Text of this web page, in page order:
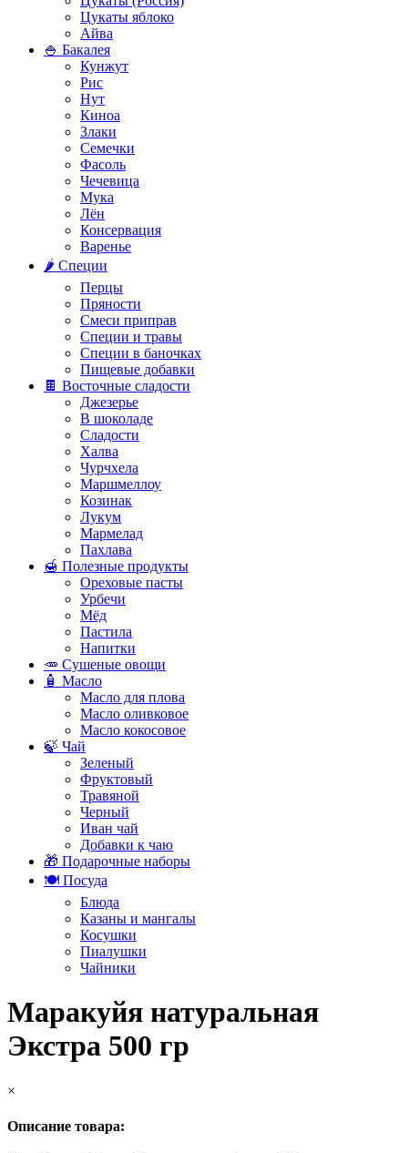
Цукаты яблоко
Айва
🍚 Бакалея
Кунжут
Рис
Нут
Киноа
Злаки
Семечки
Фасоль
Чечевица
Мука
Лён
Консервация
Варенье
🌶️ Специи
Перцы
Пряности
Смеси приправ
Специи и травы
Специи в баночках
Пищевые добавки
🍫 Восточные сладости
Джезерье
В шоколаде
Сладости
Халва
Чурчхела
Маршмеллоу
Козинак
Лукум
Мармелад
Пахлава
🍯 Полезные продукты
Ореховые пасты
Урбечи
Мёд
Пастила
Напитки
🥕 Сушеные овощи
🧴 Масло
Масло для плова
Масло оливковое
Масло кокосовое
🍃 Чай
Зеленый
Фруктовый
Травяной
Черный
Иван чай
Добавки к чаю
🎁 Подарочные наборы
🍽️ Посуда
Блюда
Казаны и мангалы
Косушки
Пиалушки
Чайники
Маракуйя натуральная
Экстра 500 гр
×
Описание товара: